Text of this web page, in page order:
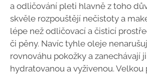
a odličování pleti hlavně z toho
skvěle rozpouštějí nečistoty a
lépe než odličovací a čisticí
či pěny. Navíc tyhle oleje
rovnováhu pokožky a zanechávají
hydratovanou a vyživenou.